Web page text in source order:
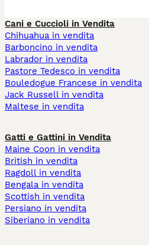
Cani e Cuccioli in Vendita
Chihuahua in vendita
Barboncino in vendita
Labrador in vendita
Pastore Tedesco in vendita
Bouledogue Francese in vendita
Jack Russell in vendita
Maltese in vendita
Gatti e Gattini in Vendita
Maine Coon in vendita
British in vendita
Ragdoll in vendita
Bengala in vendita
Scottish in vendita
Persiano in vendita
Siberiano in vendita